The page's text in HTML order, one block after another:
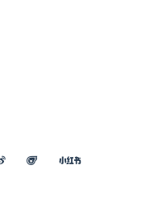
微博 飞猪 小红书